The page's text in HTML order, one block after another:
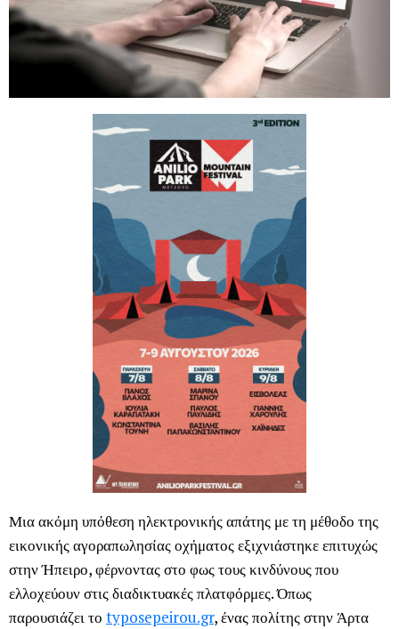
Μια ακόμη υπόθεση ηλεκτρονικής απάτης με τη μέθοδο της
εικονικής αγοραπωλησίας οχήματος εξιχνιάστηκε επιτυχώς
στην Ήπειρο, φέρνοντας στο φως τους κινδύνους που
ελλοχεύουν στις διαδικτυακές πλατφόρμες. Όπως
παρουσιάζει το typosepeirou.gr, ένας πολίτης στην Άρτα